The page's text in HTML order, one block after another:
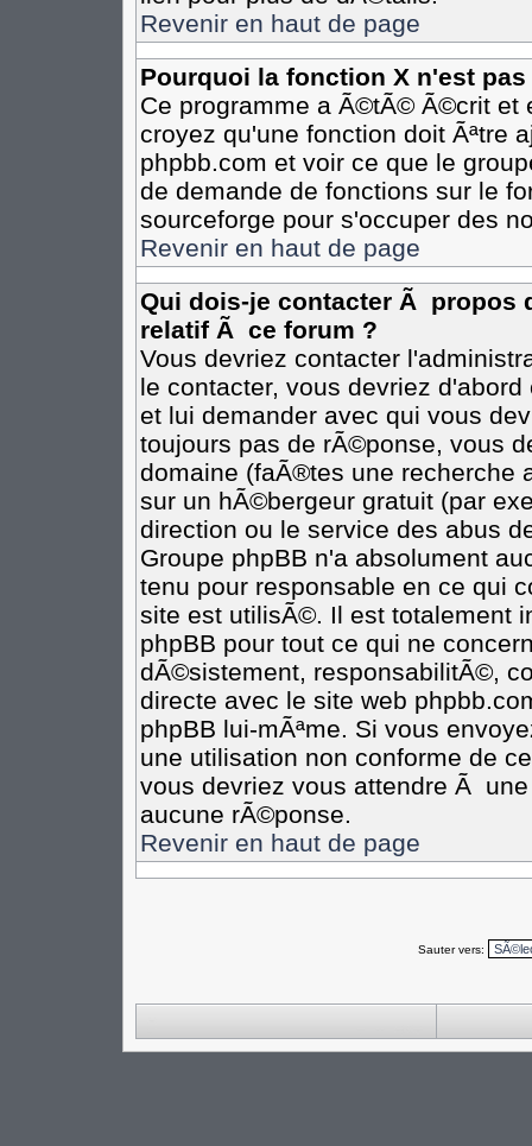
Revenir en haut de page
Pourquoi la fonction X n'est
Ce programme a Ã©tÃ© Ã©crit et
croyez qu'une fonction doit Ãªtre
phpbb.com et voir ce que le
de demande de fonctions sur le
sourceforge pour s'occuper des
Revenir en haut de page
Qui dois-je contacter Ã propos
relatif Ã ce forum ?
Vous devriez contacter
le contacter, vous devriez
et lui demander avec qui vous
toujours pas de rÃ©ponse, vous
domaine (faÃ®tes une recherche
sur un hÃ©bergeur gratuit (par
direction ou le service des abus
Groupe phpBB n'a absolument
tenu pour responsable en ce qui
site est utilisÃ©. Il est totalement
phpBB pour tout ce qui ne
dÃ©sistement, responsabilitÃ©,
directe avec le site web
phpBB lui-mÃªme. Si vous
une utilisation non conforme de
vous devriez vous attendre Ã
aucune rÃ©ponse.
Revenir en haut de page
Sauter vers: